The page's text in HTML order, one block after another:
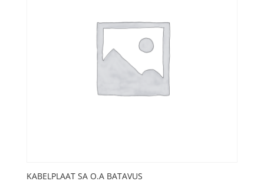
KABELPLAAT SA O.A BATAVUS